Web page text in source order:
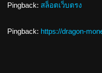
Pingback: สล็อตเว็บตรง
Pingback: https://dragon-